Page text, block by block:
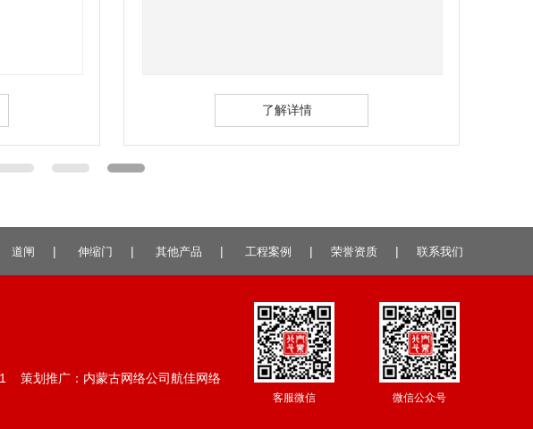
了解详情
道闸 | 伸缩门 | 其他产品 | 工程案例 | 荣誉资质 | 联系我们
微信公众号
客服微信
策划推广： 内蒙古网络公司航佳网络